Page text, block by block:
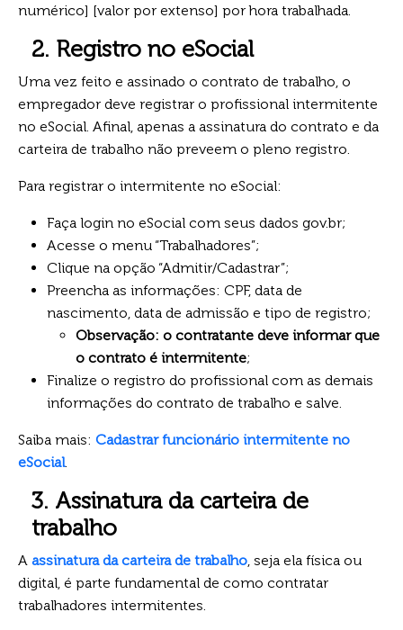
numérico] [valor por extenso] por hora trabalhada.
2. Registro no eSocial
Uma vez feito e assinado o contrato de trabalho, o
empregador deve registrar o profissional intermitente
no eSocial. Afinal, apenas a assinatura do contrato e da
carteira de trabalho não preveem o pleno registro.
Para registrar o intermitente no eSocial:
Faça login no eSocial com seus dados gov.br;
Acesse o menu “Trabalhadores”;
Clique na opção “Admitir/Cadastrar”;
Preencha as informações: CPF, data de
nascimento, data de admissão e tipo de registro;
Observação: o contratante deve informar que
o contrato é intermitente;
Finalize o registro do profissional com as demais
informações do contrato de trabalho e salve.
Saiba mais: Cadastrar funcionário intermitente no
eSocial.
3. Assinatura da carteira de
trabalho
A assinatura da carteira de trabalho, seja ela física ou
digital, é parte fundamental de como contratar
trabalhadores intermitentes.